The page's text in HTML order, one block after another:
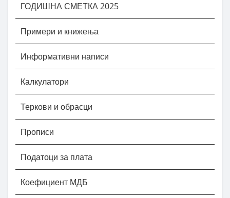
ГОДИШНА СМЕТКА 2025
Примери и книжења
Информативни написи
Калкулатори
Теркови и обрасци
Прописи
Податоци за плата
Коефициент МДБ